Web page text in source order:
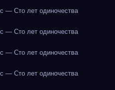
— Сто лет одиночества
— Сто лет одиночества
— Сто лет одиночества
— Сто лет одиночества